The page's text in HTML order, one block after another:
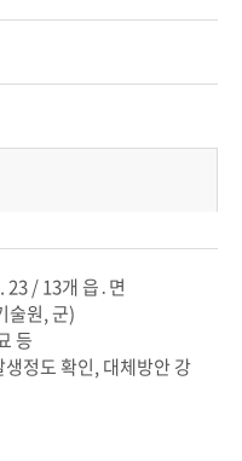
/ 13개 읍․면
술원, 군)
등
정도 확인, 대체방안 강